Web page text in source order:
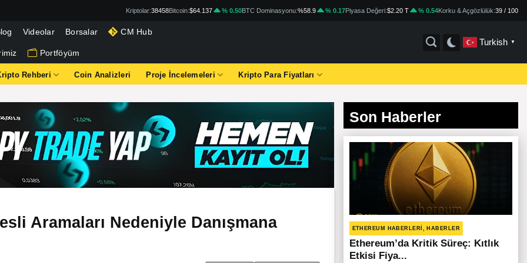
Kriptolar:38458Bitcoin:$64.137 % 0.50BTC Dominasyonu:%58.9 % 0.17Piyasa Değeri:$2.20 T % 0.54Korku & Açgözlülük:39 / 100
Videolar Borsalar CM Hub
Portföyüm
Turkish ▼
Rehberi Coin Analizleri Proje İncelemeleri Kripto Para Fiyatları
Aramaları Nedeniyle Danışmana
Son Haberler
ETHEREUM HABERLERI, HABERLER
Ethereum’da Kritik Süreç: Kıtlık
Etkisi Fiya...